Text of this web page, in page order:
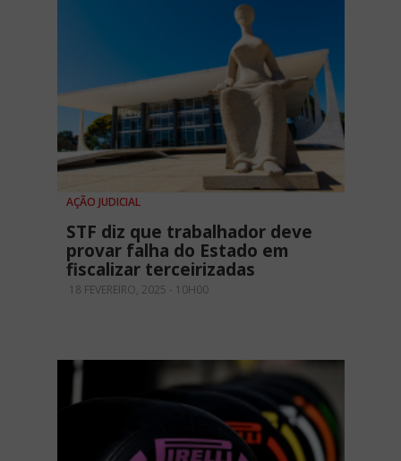
AÇÃO JUDICIAL
STF diz que trabalhador deve
provar falha do Estado em
fiscalizar terceirizadas
18 FEVEREIRO, 2025 - 10H00